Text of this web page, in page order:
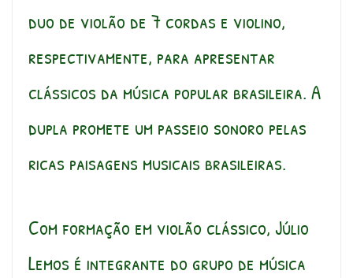
duo de violão de 7 cordas e violino,
respectivamente, para apresentar
clássicos da música popular brasileira. A
dupla promete um passeio sonoro pelas
ricas paisagens musicais brasileiras.
Com formação em violão clássico, Júlio
Lemos é integrante do grupo de música